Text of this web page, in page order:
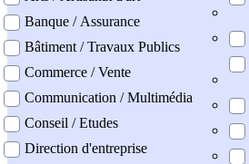
Banque / Assurance
Bâtiment / Travaux Publics
Commerce / Vente
Communication / Multimédia
Conseil / Etudes
Direction d'entreprise